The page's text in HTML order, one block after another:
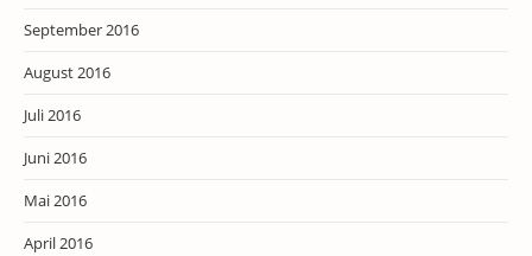
September 2016
August 2016
Juli 2016
Juni 2016
Mai 2016
April 2016